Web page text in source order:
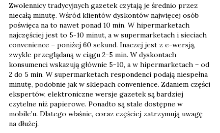
Zwolennicy tradycyjnych gazetek czytają je średnio przez
niecałą minutę. Wśród klientów dyskontów najwięcej osób
poświęca na to nawet ponad 10 min. W hipermarketach
najczęściej jest to 5-10 minut, a w supermarketach i sieciach
convenience – poniżej 60 sekund. Inaczej jest z e-wersją,
zwykle przeglądaną w ciągu 2-5 min. W dyskontach
konsumenci wskazują głównie 5-10, a w hipermarketach – od
2 do 5 min. W supermarketach respondenci podają niespełna
minutę, podobnie jak w sklepach convenience. Zdaniem części
ekspertów, elektroniczne wersje gazetek są bardziej
czytelne niż papierowe. Ponadto są stale dostępne w
mobile’u. Dlatego właśnie, coraz częściej zatrzymują uwagę
na dłużej.